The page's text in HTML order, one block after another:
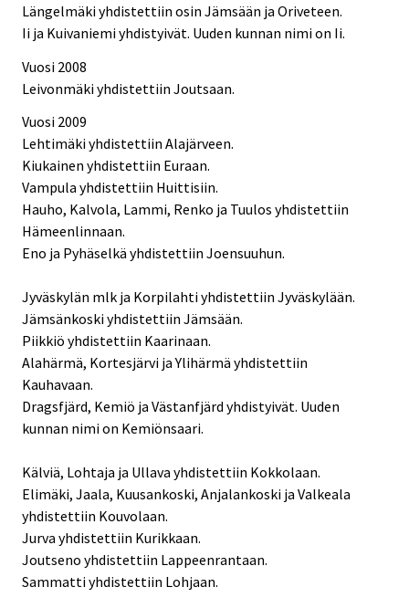
Längelmäki yhdistettiin osin Jämsään ja Oriveteen.
Ii ja Kuivaniemi yhdistyivät. Uuden kunnan nimi on Ii.
Vuosi 2008
Leivonmäki yhdistettiin Joutsaan.
Vuosi 2009
Lehtimäki yhdistettiin Alajärveen.
Kiukainen yhdistettiin Euraan.
Vampula yhdistettiin Huittisiin.
Hauho, Kalvola, Lammi, Renko ja Tuulos yhdistettiin
Hämeenlinnaan.
Eno ja Pyhäselkä yhdistettiin Joensuuhun.
Jyväskylän mlk ja Korpilahti yhdistettiin Jyväskylään.
Jämsänkoski yhdistettiin Jämsään.
Piikkiö yhdistettiin Kaarinaan.
Alahärmä, Kortesjärvi ja Ylihärmä yhdistettiin
Kauhavaan.
Dragsfjärd, Kemiö ja Västanfjärd yhdistyivät. Uuden
kunnan nimi on Kemiönsaari.
Kälviä, Lohtaja ja Ullava yhdistettiin Kokkolaan.
Elimäki, Jaala, Kuusankoski, Anjalankoski ja Valkeala
yhdistettiin Kouvolaan.
Jurva yhdistettiin Kurikkaan.
Joutseno yhdistettiin Lappeenrantaan.
Sammatti yhdistettiin Lohjaan.